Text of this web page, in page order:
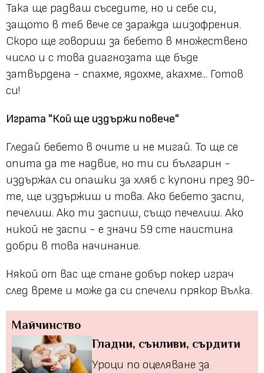
Така ще радваш съседите, но и себе си,
защото в теб вече се заражда шизофрения.
Скоро ще говориш за бебето в множествено
число и с това диагнозата ще бъде
затвърдена - спахме, ядохме, акахме... Готов
си!
Играта "Кой ще издържи повече"
Гледай бебето в очите и не мигай. То ще се
опита да те надвие, но ти си българин -
издържал си опашки за хляб с купони през 90-
те, ще издържиш и това. Ако бебето заспи,
печелиш. Ако ти заспиш, също печелиш. Ако
никой не заспи - е значи 59 сте наистина
добри в това начинание.
Някой от вас ще стане добър покер играч
след време и може да си спечели прякор Вълка.
Майчинство
Гладни, сънливи, сърдити
Уроци по оцеляване за